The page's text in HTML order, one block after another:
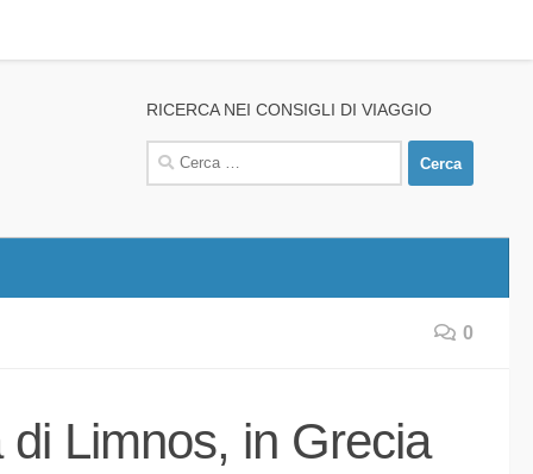
RICERCA NEI CONSIGLI DI VIAGGIO
Ricerca
per:
0
di Limnos, in Grecia